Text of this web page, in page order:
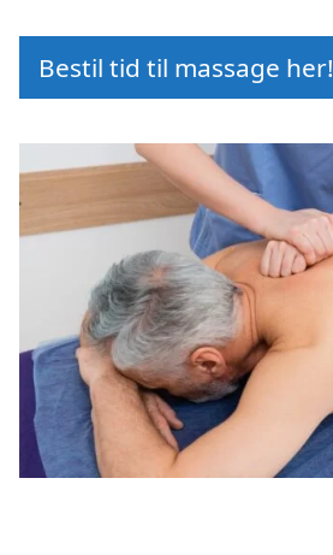
Bestil tid til massage her!